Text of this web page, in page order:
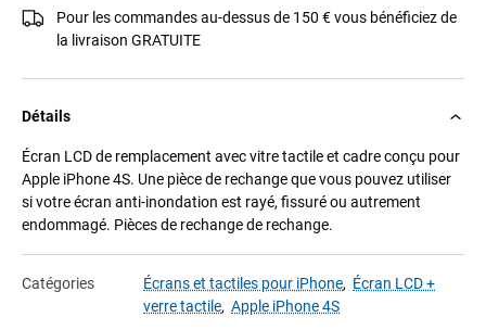
Pour les commandes au-dessus de 150 € vous bénéficiez de
la livraison GRATUITE
Détails
Écran LCD de remplacement avec vitre tactile et cadre conçu pour
Apple iPhone 4S. Une pièce de rechange que vous pouvez utiliser
si votre écran anti-inondation est rayé, fissuré ou autrement
endommagé. Pièces de rechange de rechange.
Catégories Écrans et tactiles pour iPhone, Écran LCD +
verre tactile, Apple iPhone 4S